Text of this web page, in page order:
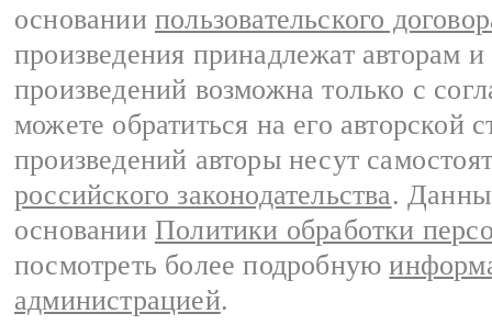
основании пользовательского
произведения принадлежат авторам
произведений возможна только с
можете обратиться на его авторской
произведений авторы несут
российского законодательства.
основании Политики обработки
посмотреть более подробную
администрацией.